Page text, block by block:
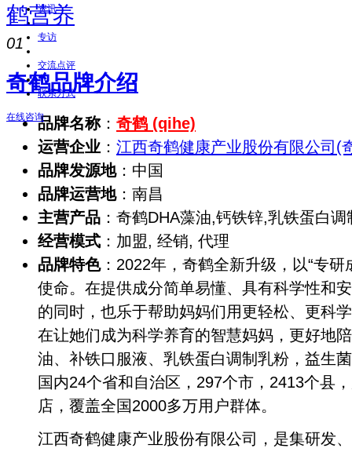
资讯
专访
交流点评
联系方式
在线咨询
鹤营养
01
奇鹤品牌介绍
品牌名称： 奇鹤 (qihe)
运营企业 ： 江西奇鹤健康产业股份有限公司(
品牌发源地：中国
品牌运营地：南昌
主营产品 ：奇鹤DHA藻油,钙铁锌,乳铁蛋白
经营模式 ：加盟, 经销, 代理
品牌特色：2022年，奇鹤全新升级，以“专
使命。在提供成分简单易懂、具有科学性和
的同时，也乐于帮助妈妈们用更轻松、更科
在让她们成为科学养育的智慧妈妈，更好地
油、补铁口服液、乳铁蛋白调制乳粉，益生
国内24个省和自治区，297个市，2413个县
店，覆盖全国2000多万用户群体。
江西奇鹤健康产业股份有限公司，是集研发、